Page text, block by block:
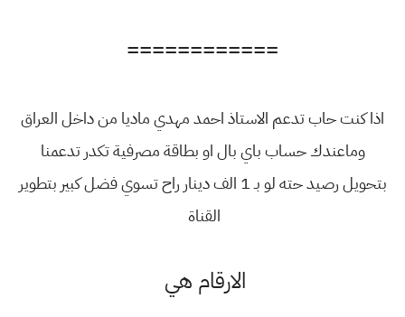
============
اذا كنت حاب تدعم الاستاذ احمد مهدي ماديا من داخل العراق
وماعندك حساب باي بال او بطاقة مصرفية تكدر تدعمنا
بتحويل رصيد حته لو بـ 1 الف دينار راح تسوي فضل كبير بتطوير
القناة
الارقام هي